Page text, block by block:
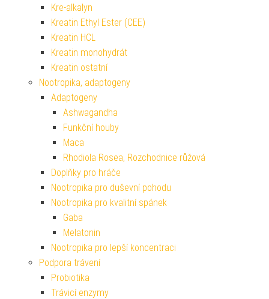
Kre-alkalyn
Kreatin Ethyl Ester (CEE)
Kreatin HCL
Kreatin monohydrát
Kreatin ostatní
Nootropika, adaptogeny
Adaptogeny
Ashwagandha
Funkční houby
Maca
Rhodiola Rosea, Rozchodnice růžová
Doplňky pro hráče
Nootropika pro duševní pohodu
Nootropika pro kvalitní spánek
Gaba
Melatonin
Nootropika pro lepší koncentraci
Podpora trávení
Probiotika
Trávicí enzymy